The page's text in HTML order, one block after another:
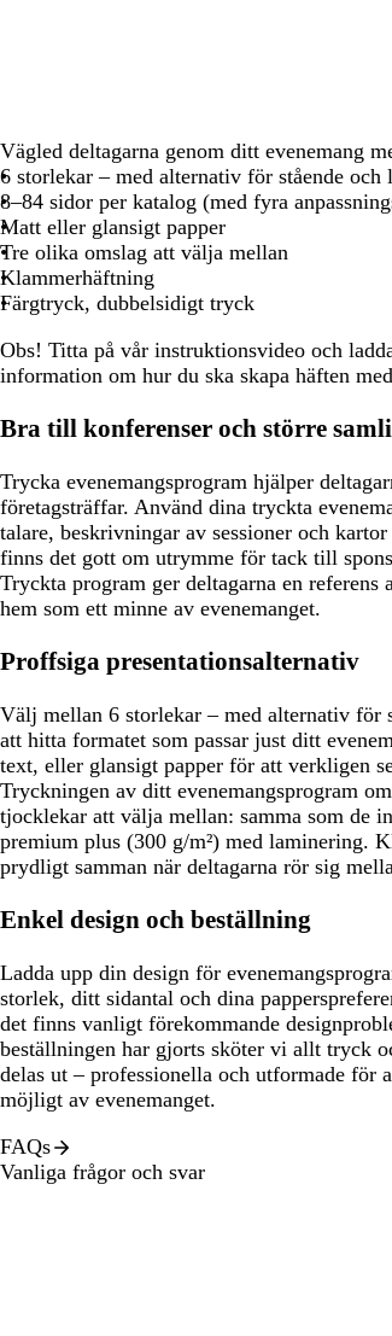
Vägled deltagarna genom ditt evenemang
6 storlekar – med alternativ för stående och
8–84 sidor per katalog (med fyra
Matt eller glansigt papper
Tre olika omslag att välja mellan
Klammerhäftning
Färgtryck, dubbelsidigt tryck
Obs! Titta på vår instruktionsvideo och
information om hur du ska skapa häften
Bra till konferenser och större
Trycka evenemangsprogram hjälper
företagsträffar. Använd dina tryckta
talare, beskrivningar av sessioner och
finns det gott om utrymme för tack till
Tryckta program ger deltagarna en
hem som ett minne av evenemanget.
Proffsiga presentationsalternativ
Välj mellan 6 storlekar – med alternativ för
att hitta formatet som passar just ditt
text, eller glansigt papper för att verkligen
Tryckningen av ditt evenemangsprogram
tjocklekar att välja mellan: samma som de
premium plus (300 g/m²) med laminering.
prydligt samman när deltagarna rör sig
Enkel design och beställning
Ladda upp din design för
storlek, ditt sidantal och dina
det finns vanligt förekommande
beställningen har gjorts sköter vi allt tryck
delas ut – professionella och utformade för
möjligt av evenemanget.
FAQs
Vanliga frågor och svar